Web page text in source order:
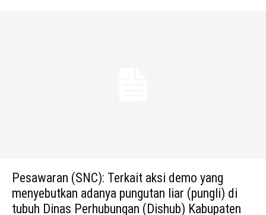
Pesawaran (SNC): Terkait aksi demo yang
menyebutkan adanya pungutan liar (pungli) di
tubuh Dinas Perhubungan (Dishub) Kabupaten